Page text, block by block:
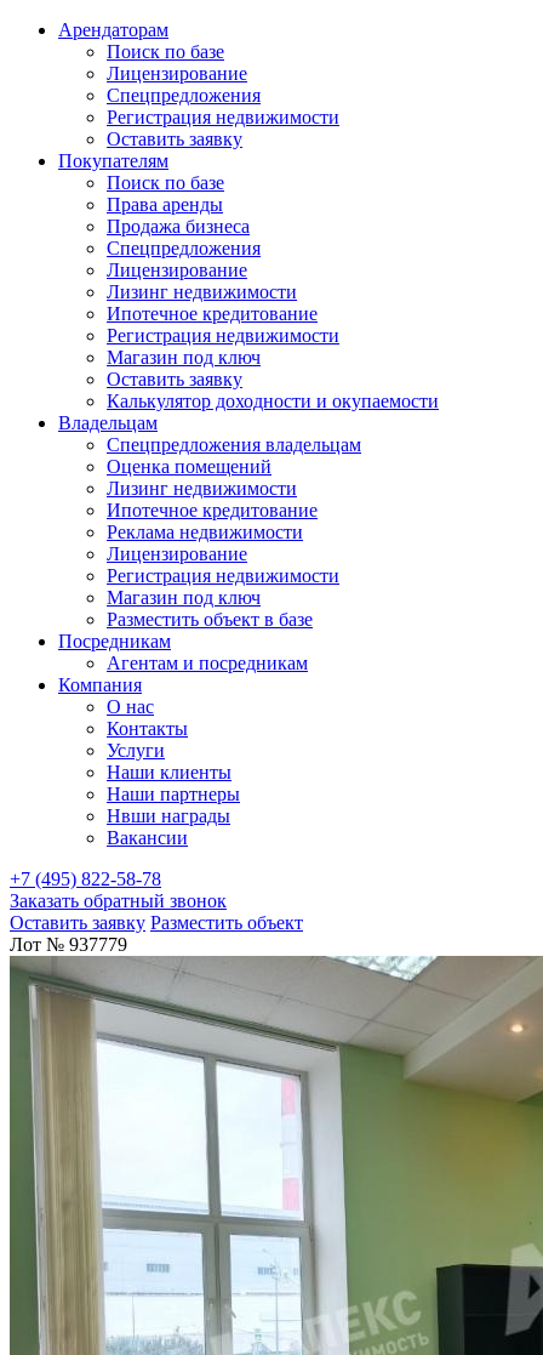
Арендаторам
Поиск по базе
Лицензирование
Спецпредложения
Регистрация недвижимости
Оставить заявку
Покупателям
Поиск по базе
Права аренды
Продажа бизнеса
Спецпредложения
Лицензирование
Лизинг недвижимости
Ипотечное кредитование
Регистрация недвижимости
Магазин под ключ
Оставить заявку
Калькулятор доходности и окупаемости
Владельцам
Спецпредложения владельцам
Оценка помещений
Лизинг недвижимости
Ипотечное кредитование
Реклама недвижимости
Лицензирование
Регистрация недвижимости
Магазин под ключ
Разместить объект в базе
Посредникам
Агентам и посредникам
Компания
О нас
Контакты
Услуги
Наши клиенты
Наши партнеры
Нвши награды
Вакансии
+7 (495) 822-58-78
Заказать обратный звонок
Оставить заявку Разместить объект
Лот № 937779